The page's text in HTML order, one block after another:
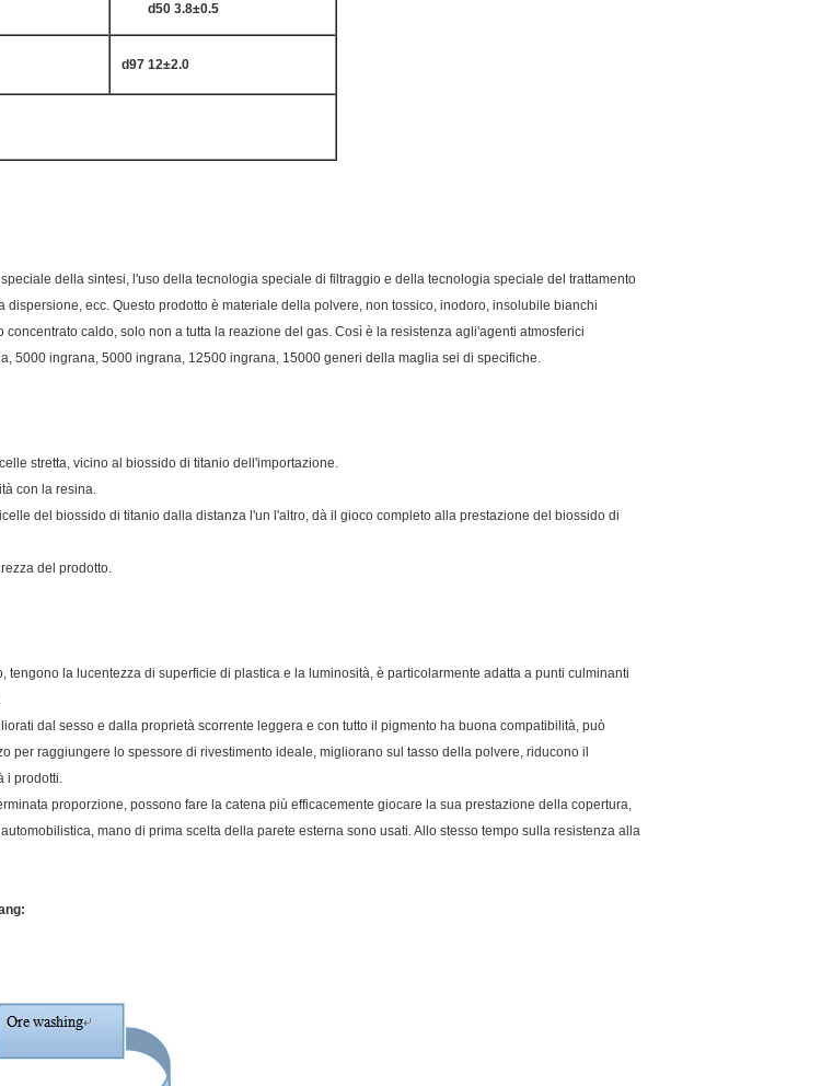
d50 3.8±0.5
d97 12±2.0
della sintesi, l'uso della tecnologia speciale di filtraggio e della tecnologia speciale del trattamento
ecc. Questo prodotto è materiale della polvere, non tossico, inodoro, insolubile bianchi
caldo, solo non a tutta la reazione del gas. Così è la resistenza agli'agenti atmosferici
5000 ingrana, 5000 ingrana, 12500 ingrana, 15000 generi della maglia sei di specifiche.
stretta, vicino al biossido di titanio dell'importazione.
con la resina.
del biossido di titanio dalla distanza l'un l'altro, dà il gioco completo alla prestazione del biossido di
del prodotto.
la lucentezza di superficie di plastica e la luminosità, è particolarmente adatta a punti culminanti
dal sesso e dalla proprietà scorrente leggera e con tutto il pigmento ha buona compatibilità, può
raggiungere lo spessore di rivestimento ideale, migliorano sul tasso della polvere, riducono il
i prodotti.
proporzione, possono fare la catena più efficacemente giocare la sua prestazione della copertura,
mano di prima scelta della parete esterna sono usati. Allo stesso tempo sulla resistenza alla